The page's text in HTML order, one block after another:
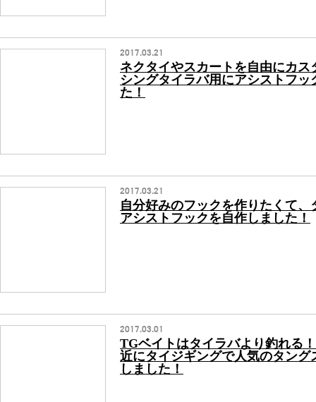
2017.03.21
ネクタイやスカートを自由にカス
シングタイラバ用にアシストフッ
た！
2017.03.21
自分好みのフックを作りたくて、
アシストフックを自作しました！
2017.03.01
TGベイトはタイラバより釣れる
近にタイジギングで人気のタング
しました！